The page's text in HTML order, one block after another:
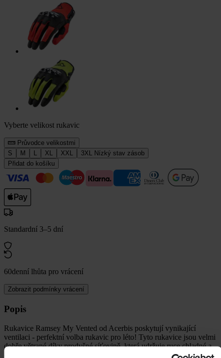
Vyberte velikost rukavic
Průvodce velikostmi
S
M L XL XXL 3XL Nízký stav zásob
Přidat do košíku
Standardní 3–5 dní
60denní lhůta pro vrácení
Zobrazit podmínky vrácení
Popis
Rukavice Ramsey My Vented od Acerbis poskytují vynikající
ventilaci - perfektní volba rukavic pro léto! Tyto rukavice jsou velmi
dobře větrané díky prodyšné síťovině, která udržuje ruce chladné a
činí je pohodlnými pro delší nošení. Prsty mají předem zakřivený